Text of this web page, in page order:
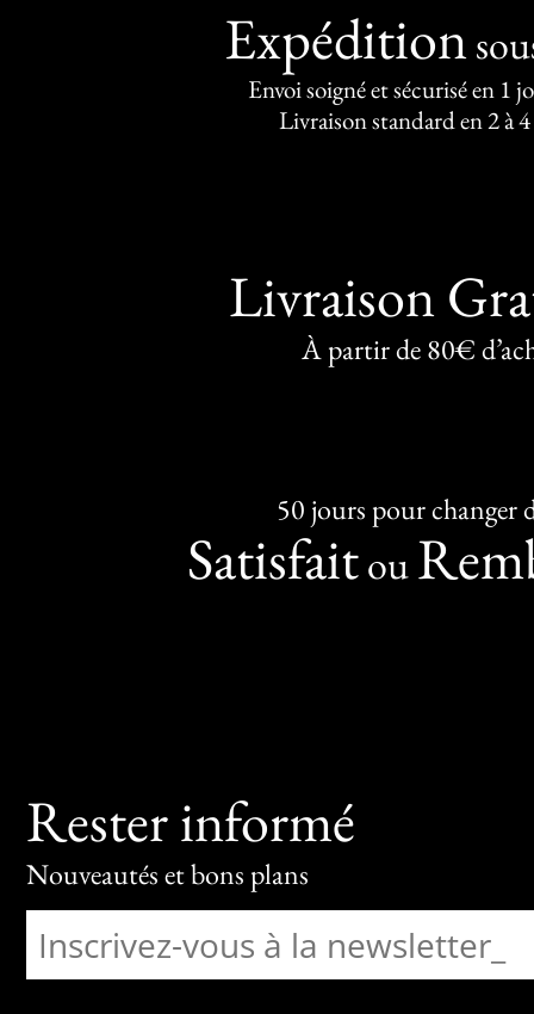
Expédition
Envoi soigné et sécurisé en 1
Livraison standard en 2 à
Livraison
À partir de 80€
50 jours pour changer
Satisfaitou
Rester informé
Nouveautés et bons plans